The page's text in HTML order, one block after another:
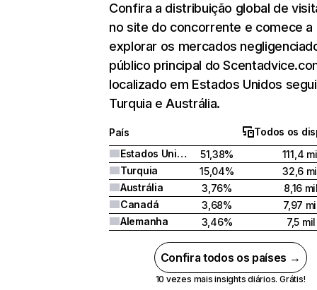
Confira a distribuição global de
no site do concorrente e comece a
explorar os mercados
público principal do
localizado em Estados Unidos
Turquia e Austrália.
País
Todos os
Estados Unidos
51,38%
111,4
Turquia
15,04%
32,6
Austrália
3,76%
8,16
Canadá
3,68%
7,97
Alemanha
3,46% 7,5 mil
Confira todos os países →
10 vezes mais insights diários. Grátis!